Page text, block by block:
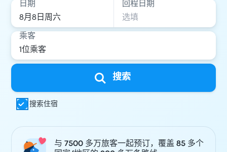
日期 回程日期
乘客
搜索
搜索住宿
与 7500 多万旅客一起预订，覆盖 85 多个